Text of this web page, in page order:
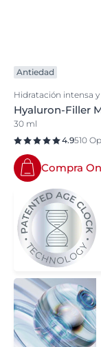
Antiedad
Hidratación intensa
Hyaluron-Filler
30 ml
4.9510
Compra